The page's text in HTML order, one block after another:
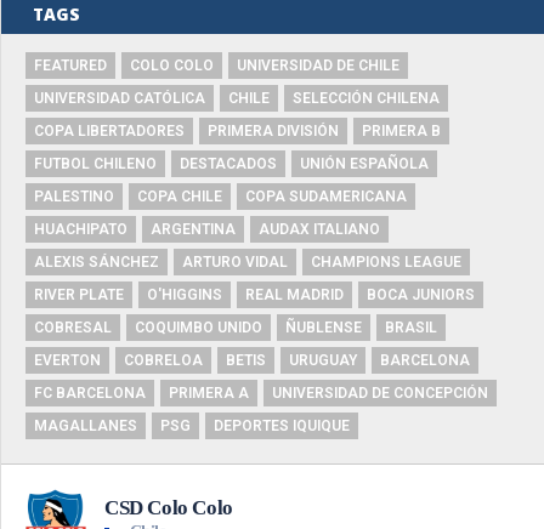
TAGS
FEATURED COLO COLO
UNIVERSIDAD DE CHILE
UNIVERSIDAD CATÓLICA
CHILE
SELECCIÓN CHILENA
COPA LIBERTADORES
PRIMERA DIVISIÓN
PRIMERA B
FUTBOL CHILENO
DESTACADOS
UNIÓN ESPAÑOLA
PALESTINO
COPA CHILE
COPA SUDAMERICANA
HUACHIPATO
ARGENTINA
AUDAX ITALIANO
ALEXIS SÁNCHEZ
ARTURO VIDAL
CHAMPIONS LEAGUE
RIVER PLATE
O'HIGGINS REAL MADRID
BOCA JUNIORS
COBRESAL
COQUIMBO UNIDO ÑUBLENSE
BRASIL
EVERTON
COBRELOA BETIS URUGUAY
BARCELONA
FC BARCELONA
PRIMERA A
UNIVERSIDAD DE CONCEPCIÓN
MAGALLANES
PSG DEPORTES IQUIQUE